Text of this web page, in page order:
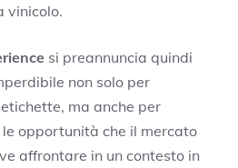
vinicolo.
si preannuncia quindi
non solo per
ma anche per
opportunità che il mercato
affrontare in un contesto in